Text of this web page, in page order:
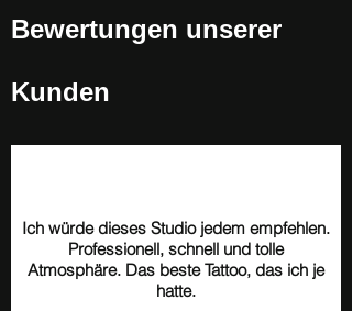
Bewertungen unserer
Kunden
Ich würde dieses Studio jedem empfehlen.
Professionell, schnell und tolle
Atmosphäre. Das beste Tattoo, das ich je
hatte.